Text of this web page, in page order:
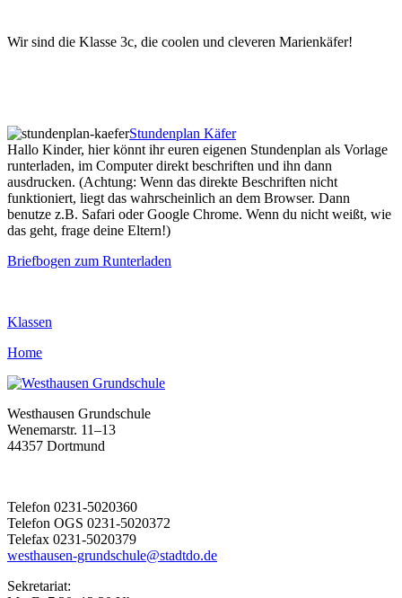
Wir sind die Klasse 3c, die coolen und cleveren Marienkäfer!
Stundenplan Käfer
Hallo Kinder, hier könnt ihr euren eigenen Stundenplan als Vorlage
runterladen, im Computer direkt beschriften und ihn dann
ausdrucken. (Achtung: Wenn das direkte Beschriften nicht
funktioniert, liegt das wahrscheinlich an dem Browser. Dann
benutze z.B. Safari oder Google Chrome. Wenn du nicht weißt, wie
das geht, frage deine Eltern!)
Briefbogen zum Runterladen
Klassen
Home
Westhausen Grundschule
Wenemarstr. 11–13
44357 Dortmund
Telefon 0231-5020360
Telefon OGS 0231-5020372
Telefax 0231-5020379
westhausen-grundschule@stadtdo.de
Sekretariat: